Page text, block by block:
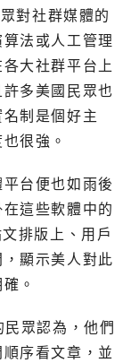
對社群媒體的
法或人工管理
大社群平台上
多美國民眾也
制是個好主
很強。
台便也如雨後
這些軟體中的
排版上、用戶
顯示美人對此
。
眾認為，他們
序看文章，並